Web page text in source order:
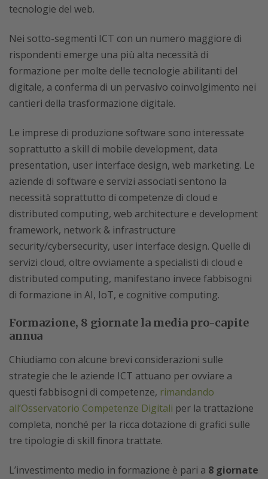
tecnologie del web.
Nei sotto-segmenti ICT con un numero maggiore di
rispondenti emerge una più alta necessità di
formazione per molte delle tecnologie abilitanti del
digitale, a conferma di un pervasivo coinvolgimento nei
cantieri della trasformazione digitale.
Le imprese di produzione software sono interessate
soprattutto a skill di mobile development, data
presentation, user interface design, web marketing. Le
aziende di software e servizi associati sentono la
necessità soprattutto di competenze di cloud e
distributed computing, web architecture e development
framework, network & infrastructure
security/cybersecurity, user interface design. Quelle di
servizi cloud, oltre ovviamente a specialisti di cloud e
distributed computing, manifestano invece fabbisogni
di formazione in AI, IoT, e cognitive computing.
Formazione, 8 giornate la media pro-capite
annua
Chiudiamo con alcune brevi considerazioni sulle
strategie che le aziende ICT attuano per ovviare a
questi fabbisogni di competenze, rimandando
all’Osservatorio Competenze Digitali per la trattazione
completa, nonché per la ricca dotazione di grafici sulle
tre tipologie di skill finora trattate.
L’investimento medio in formazione è pari a 8 giornate